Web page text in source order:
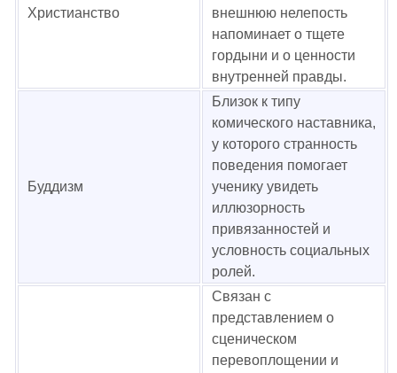
Христианство
внешнюю нелепость
напоминает о тщете
гордыни и о ценности
внутренней правды.
Буддизм
Близок к типу
комического наставника,
у которого странность
поведения помогает
ученику увидеть
иллюзорность
привязанностей и
условность социальных
ролей.
Связан с
представлением о
сценическом
перевоплощении и